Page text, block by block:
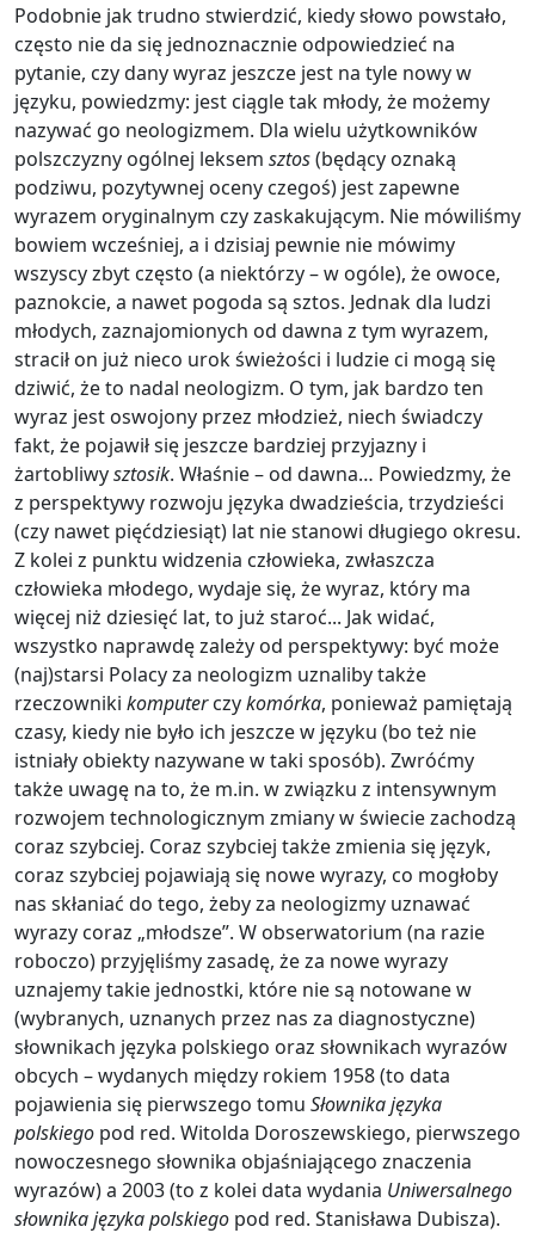
Podobnie jak trudno stwierdzić, kiedy słowo powstało,
często nie da się jednoznacznie odpowiedzieć na
pytanie, czy dany wyraz jeszcze jest na tyle nowy w
języku, powiedzmy: jest ciągle tak młody, że możemy
nazywać go neologizmem. Dla wielu użytkowników
polszczyzny ogólnej leksem sztos(będący oznaką
podziwu, pozytywnej oceny czegoś) jest zapewne
wyrazem oryginalnym czy zaskakującym. Nie mówiliśmy
bowiem wcześniej, a i dzisiaj pewnie nie mówimy
wszyscy zbyt często (a niektórzy – w ogóle), że owoce,
paznokcie, a nawet pogoda są sztos. Jednak dla ludzi
młodych, zaznajomionych od dawna z tym wyrazem,
stracił on już nieco urok świeżości i ludzie ci mogą się
dziwić, że to nadal neologizm. O tym, jak bardzo ten
wyraz jest oswojony przez młodzież, niech świadczy
fakt, że pojawił się jeszcze bardziej przyjazny i
żartobliwysztosik. Właśnie – od dawna… Powiedzmy, że
z perspektywy rozwoju języka dwadzieścia, trzydzieści
(czy nawet pięćdziesiąt) lat nie stanowi długiego okresu.
Z kolei z punktu widzenia człowieka, zwłaszcza
człowieka młodego, wydaje się, że wyraz, który ma
więcej niż dziesięć lat, to już staroć... Jak widać,
wszystko naprawdę zależy od perspektywy: być może
(naj)starsi Polacy za neologizm uznaliby także
rzeczowniki komputerczykomórka, ponieważ pamiętają
czasy, kiedy nie było ich jeszcze w języku (bo też nie
istniały obiekty nazywane w taki sposób). Zwróćmy
także uwagę na to, że m.in. w związku z intensywnym
rozwojem technologicznym zmiany w świecie zachodzą
coraz szybciej. Coraz szybciej także zmienia się język,
coraz szybciej pojawiają się nowe wyrazy, co mogłoby
nas skłaniać do tego, żeby za neologizmy uznawać
wyrazy coraz „młodsze”. W obserwatorium (na razie
roboczo) przyjęliśmy zasadę, że za nowe wyrazy
uznajemy takie jednostki, które nie są notowane w
(wybranych, uznanych przez nas za diagnostyczne)
słownikach języka polskiego oraz słownikach wyrazów
obcych – wydanych między rokiem 1958 (to data
pojawienia się pierwszego tomu Słownika języka
polskiego pod red. Witolda Doroszewskiego, pierwszego
nowoczesnego słownika objaśniającego znaczenia
wyrazów) a 2003 (to z kolei data wydania Uniwersalnego
słownika języka polskiego pod red. Stanisława Dubisza).